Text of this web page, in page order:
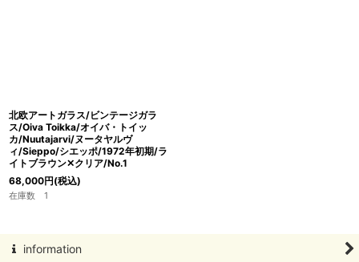
北欧アートガラス/ビンテージガラ
ス/Oiva Toikka/オイバ・トイッ
カ/Nuutajarvi/ヌータヤルヴ
ィ/Sieppo/シエッポ/1972年初期/ラ
イトブラウン✕クリア/No.1
68,000円(税込)
在庫数 1
information